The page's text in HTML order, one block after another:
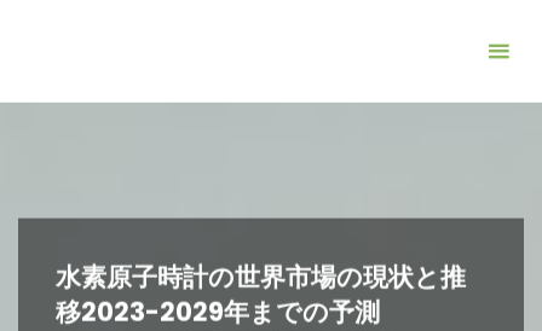
水素原子時計の世界市場の現状と推
移2023-2029年までの予測